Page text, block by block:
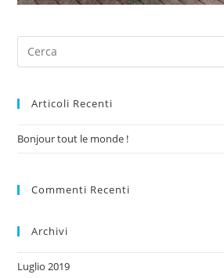
Articoli Recenti
Bonjour tout le monde !
Commenti Recenti
Archivi
Luglio 2019